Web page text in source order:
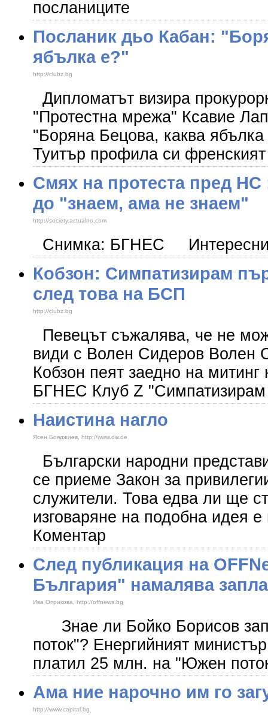
посланиците
Посланик дьо Кабан:
ябълка е?"
http://clubz.bg
Дипломатът визира
"Протестна мрежа" Ксавие
"Боряна Бецова, каква
Туитър профила си френският
Смях на протеста пред
до "знаем, ама не знаем"
http://society.actualno.com
Снимка: БГНЕС Интересни
Кобзон: Симпатизирам
след това на БСП
http://clubz.bg
Певецът съжалява, че не
види с Волен Сидеров Волен
Кобзон пеят заедно на
БГНЕС Клуб Z "Симпатизирам
Наистина нагло
Ясен Бояджиев, http://www.dw.de
Български народни
се приеме Закон за
служители. Това едва ли ще
изговаряне на подобна идея
Коментар
След публикация на
България" намалява
Ива Оприкова, http://offnews.bg
Знае ли Бойко Борисов
поток"? Енергийният
платил 25 млн. на "Южен
Ама ние нарочно им го
http://www.capital.bg